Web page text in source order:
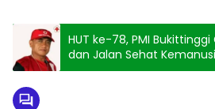
HUT ke-78, PMI
dan Jalan Sehat